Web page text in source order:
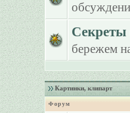
Секреты
бережем
Картинки, клипарт
Форум